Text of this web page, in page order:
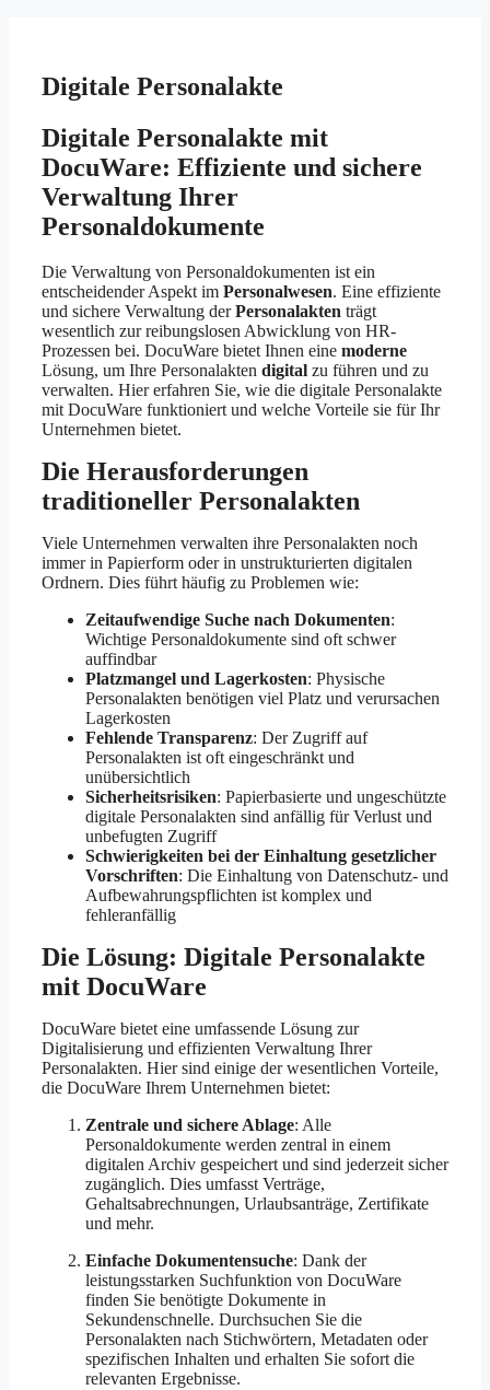
Digitale Personalakte
Digitale Personalakte mit
DocuWare: Effiziente und sichere
Verwaltung Ihrer
Personaldokumente
Die Verwaltung von Personaldokumenten ist ein
entscheidender Aspekt im Personalwesen. Eine effiziente
und sichere Verwaltung derPersonalakten trägt
wesentlich zur reibungslosen Abwicklung von HR-
Prozessen bei. DocuWare bietet Ihnen eine moderne
Lösung, um Ihre Personalakten digital zu führen und zu
verwalten. Hier erfahren Sie, wie die digitale Personalakte
mit DocuWare funktioniert und welche Vorteile sie für Ihr
Unternehmen bietet.
Die Herausforderungen
traditioneller Personalakten
Viele Unternehmen verwalten ihre Personalakten noch
immer in Papierform oder in unstrukturierten digitalen
Ordnern. Dies führt häufig zu Problemen wie:
Zeitaufwendige Suche nach Dokumenten:
Wichtige Personaldokumente sind oft schwer
auffindbar
Platzmangel und Lagerkosten: Physische
Personalakten benötigen viel Platz und verursachen
Lagerkosten
Fehlende Transparenz: Der Zugriff auf
Personalakten ist oft eingeschränkt und
unübersichtlich
Sicherheitsrisiken: Papierbasierte und ungeschützte
digitale Personalakten sind anfällig für Verlust und
unbefugten Zugriff
Schwierigkeiten bei der Einhaltung gesetzlicher
Vorschriften: Die Einhaltung von Datenschutz- und
Aufbewahrungspflichten ist komplex und
fehleranfällig
Die Lösung: Digitale Personalakte
mit DocuWare
DocuWare bietet eine umfassende Lösung zur
Digitalisierung und effizienten Verwaltung Ihrer
Personalakten. Hier sind einige der wesentlichen Vorteile,
die DocuWare Ihrem Unternehmen bietet:
Zentrale und sichere Ablage: Alle
Personaldokumente werden zentral in einem
digitalen Archiv gespeichert und sind jederzeit sicher
zugänglich. Dies umfasst Verträge,
Gehaltsabrechnungen, Urlaubsanträge, Zertifikate
und mehr.
Einfache Dokumentensuche: Dank der
leistungsstarken Suchfunktion von DocuWare
finden Sie benötigte Dokumente in
Sekundenschnelle. Durchsuchen Sie die
Personalakten nach Stichwörtern, Metadaten oder
spezifischen Inhalten und erhalten Sie sofort die
relevanten Ergebnisse.